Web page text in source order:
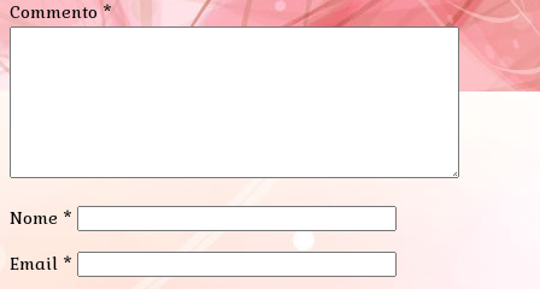
Commento*
Nome *
Email *